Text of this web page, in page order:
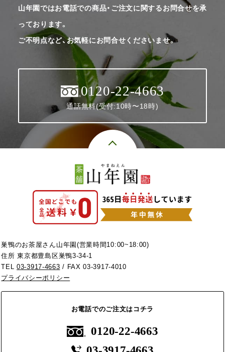
山年園ではお電話での商品・ご注文に関するお問合せを承
っております。
ご不明点など、お気軽にお問合せくださいませ。
0120-22-4663
通話無料(受付:10時〜18時)
巣鴨のお茶屋さん山年園(営業時間10:00~18:00)
住所 東京都豊島区巣鴨3-34-1
TEL03-3917-4663 / FAX 03-3917-4010
プライバシーポリシー
お電話でのご注文はコチラ
0120-22-4663